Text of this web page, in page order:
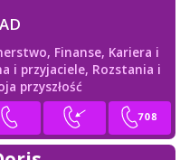
Finanse, Kariera i
i przyjaciele, Rozstania i
przyszłość